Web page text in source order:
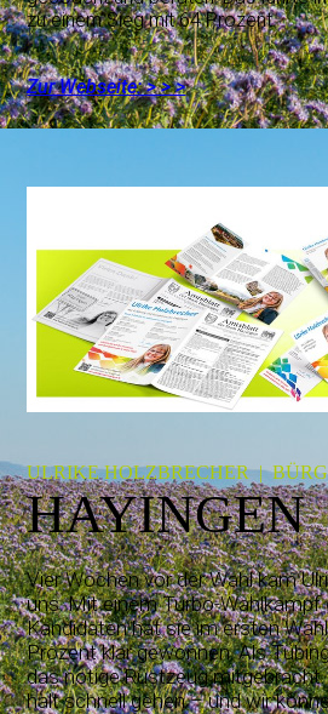
zu einem Sieg mit 64 Prozent.
Zur Webseite: > > >
ULRIKE HOLZBRECHER |
HAYINGEN
Vier Wochen vor der Wahl kam
uns. Mit einem Turbo-Wahlkampf
Kandidaten hat sie im ersten
Prozent klar gewonnen. Als
das nötige Rüstzeug
halt schnell gehen – und wir